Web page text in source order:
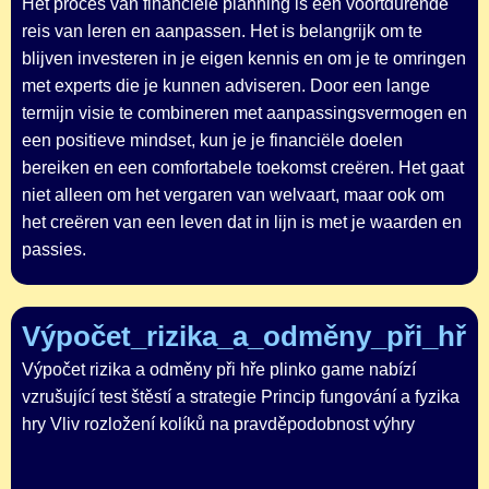
reis van leren en aanpassen. Het is belangrijk om te
blijven investeren in je eigen kennis en om je te omringen
met experts die je kunnen adviseren. Door een lange
termijn visie te combineren met aanpassingsvermogen en
een positieve mindset, kun je je financiële doelen
bereiken en een comfortabele toekomst creëren. Het gaat
niet alleen om het vergaren van welvaart, maar ook om
het creëren van een leven dat in lijn is met je waarden en
passies.
Výpočet rizika a odměny při hře plinko game nabízí
vzrušující test štěstí a strategie Princip fungování a fyzika
hry Vliv rozložení kolíků na pravděpodobnost výhry